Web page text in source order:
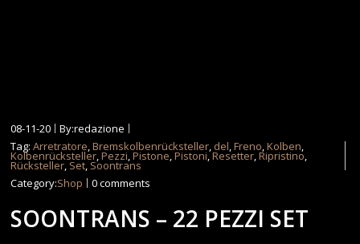
08-11-20
By:redazione
Tag:Arretratore,Bremskolbenrücksteller, del,Freno,Kolben,
Kolbenrücksteller,Pezzi,Pistone,Pistoni,Resetter,Ripristino,
Rücksteller, Set, Soontrans
Category:Shop 0 comments
SOONTRANS – 22 PEZZI SET